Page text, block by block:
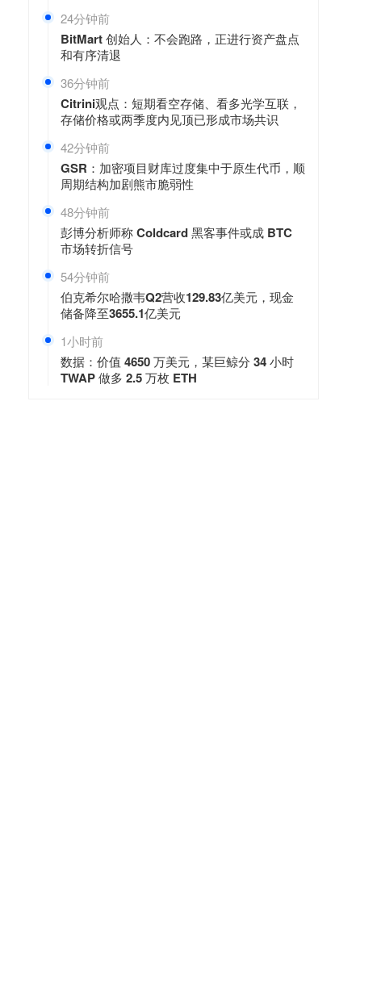
24分钟前
BitMart 创始人：不会跑路，正进行资产盘点
和有序清退
36分钟前
Citrini观点：短期看空存储、看多光学互联，
存储价格或两季度内见顶已形成市场共识
42分钟前
GSR：加密项目财库过度集中于原生代币，顺
周期结构加剧熊市脆弱性
48分钟前
彭博分析师称 Coldcard 黑客事件或成 BTC
市场转折信号
54分钟前
伯克希尔哈撒韦Q2营收129.83亿美元，现金
储备降至3655.1亿美元
1小时前
数据：价值 4650 万美元，某巨鲸分 34 小时
TWAP 做多 2.5 万枚 ETH